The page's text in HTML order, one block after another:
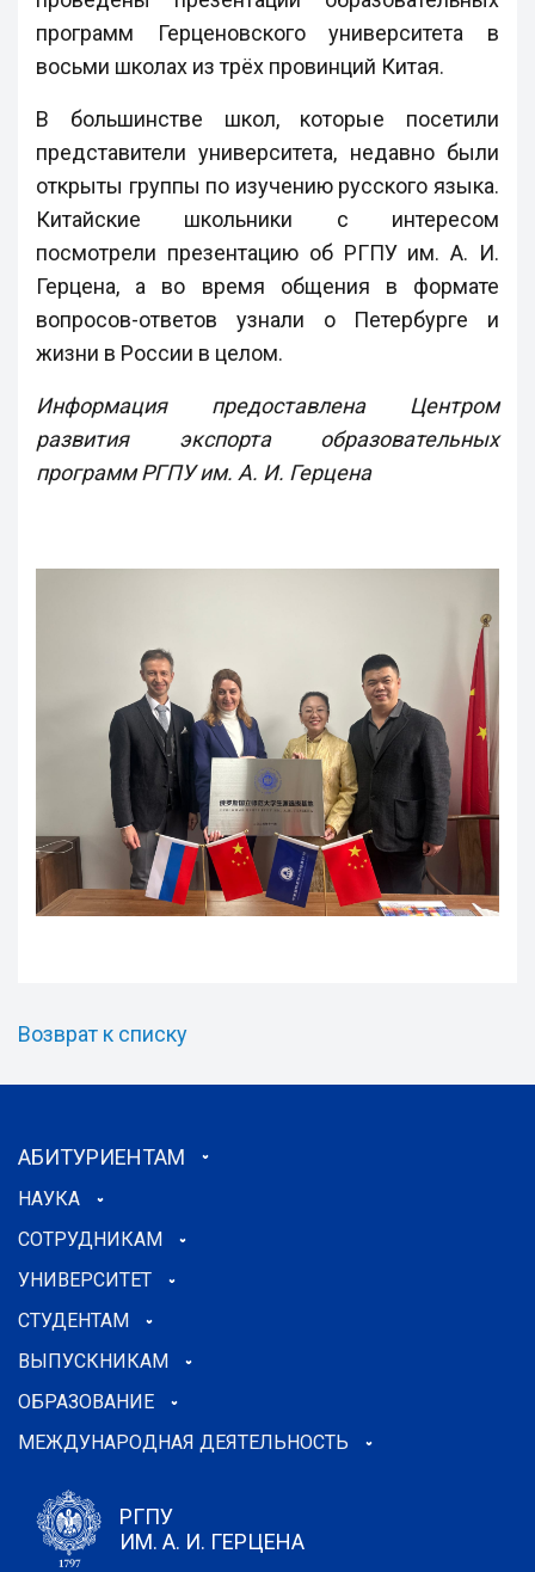
программ Герценовского университета в
восьми школах из трёх провинций Китая.
В большинстве школ, которые посетили
представители университета, недавно были
открыты группы по изучению русского языка.
Китайские школьники с интересом
посмотрели презентацию об РГПУ им. А. И.
Герцена, а во время общения в формате
вопросов-ответов узнали о Петербурге и
жизни в России в целом.
Информация предоставлена Центром
развития экспорта образовательных
программ РГПУ им. А. И. Герцена
Возврат к списку
АБИТУРИЕНТАМ
НАУКА
СОТРУДНИКАМ
УНИВЕРСИТЕТ
СТУДЕНТАМ
ВЫПУСКНИКАМ
ОБРАЗОВАНИЕ
МЕЖДУНАРОДНАЯ ДЕЯТЕЛЬНОСТЬ
РГПУ
ИМ. А. И. ГЕРЦЕНА